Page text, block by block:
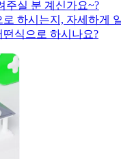
주실 분 계신가요~?
하시는지, 자세하게
식으로 하시나요?